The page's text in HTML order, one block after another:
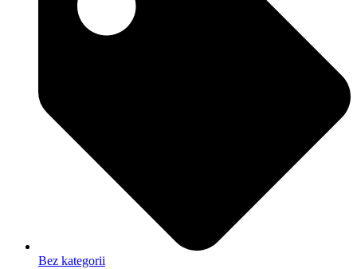
Bez kategorii